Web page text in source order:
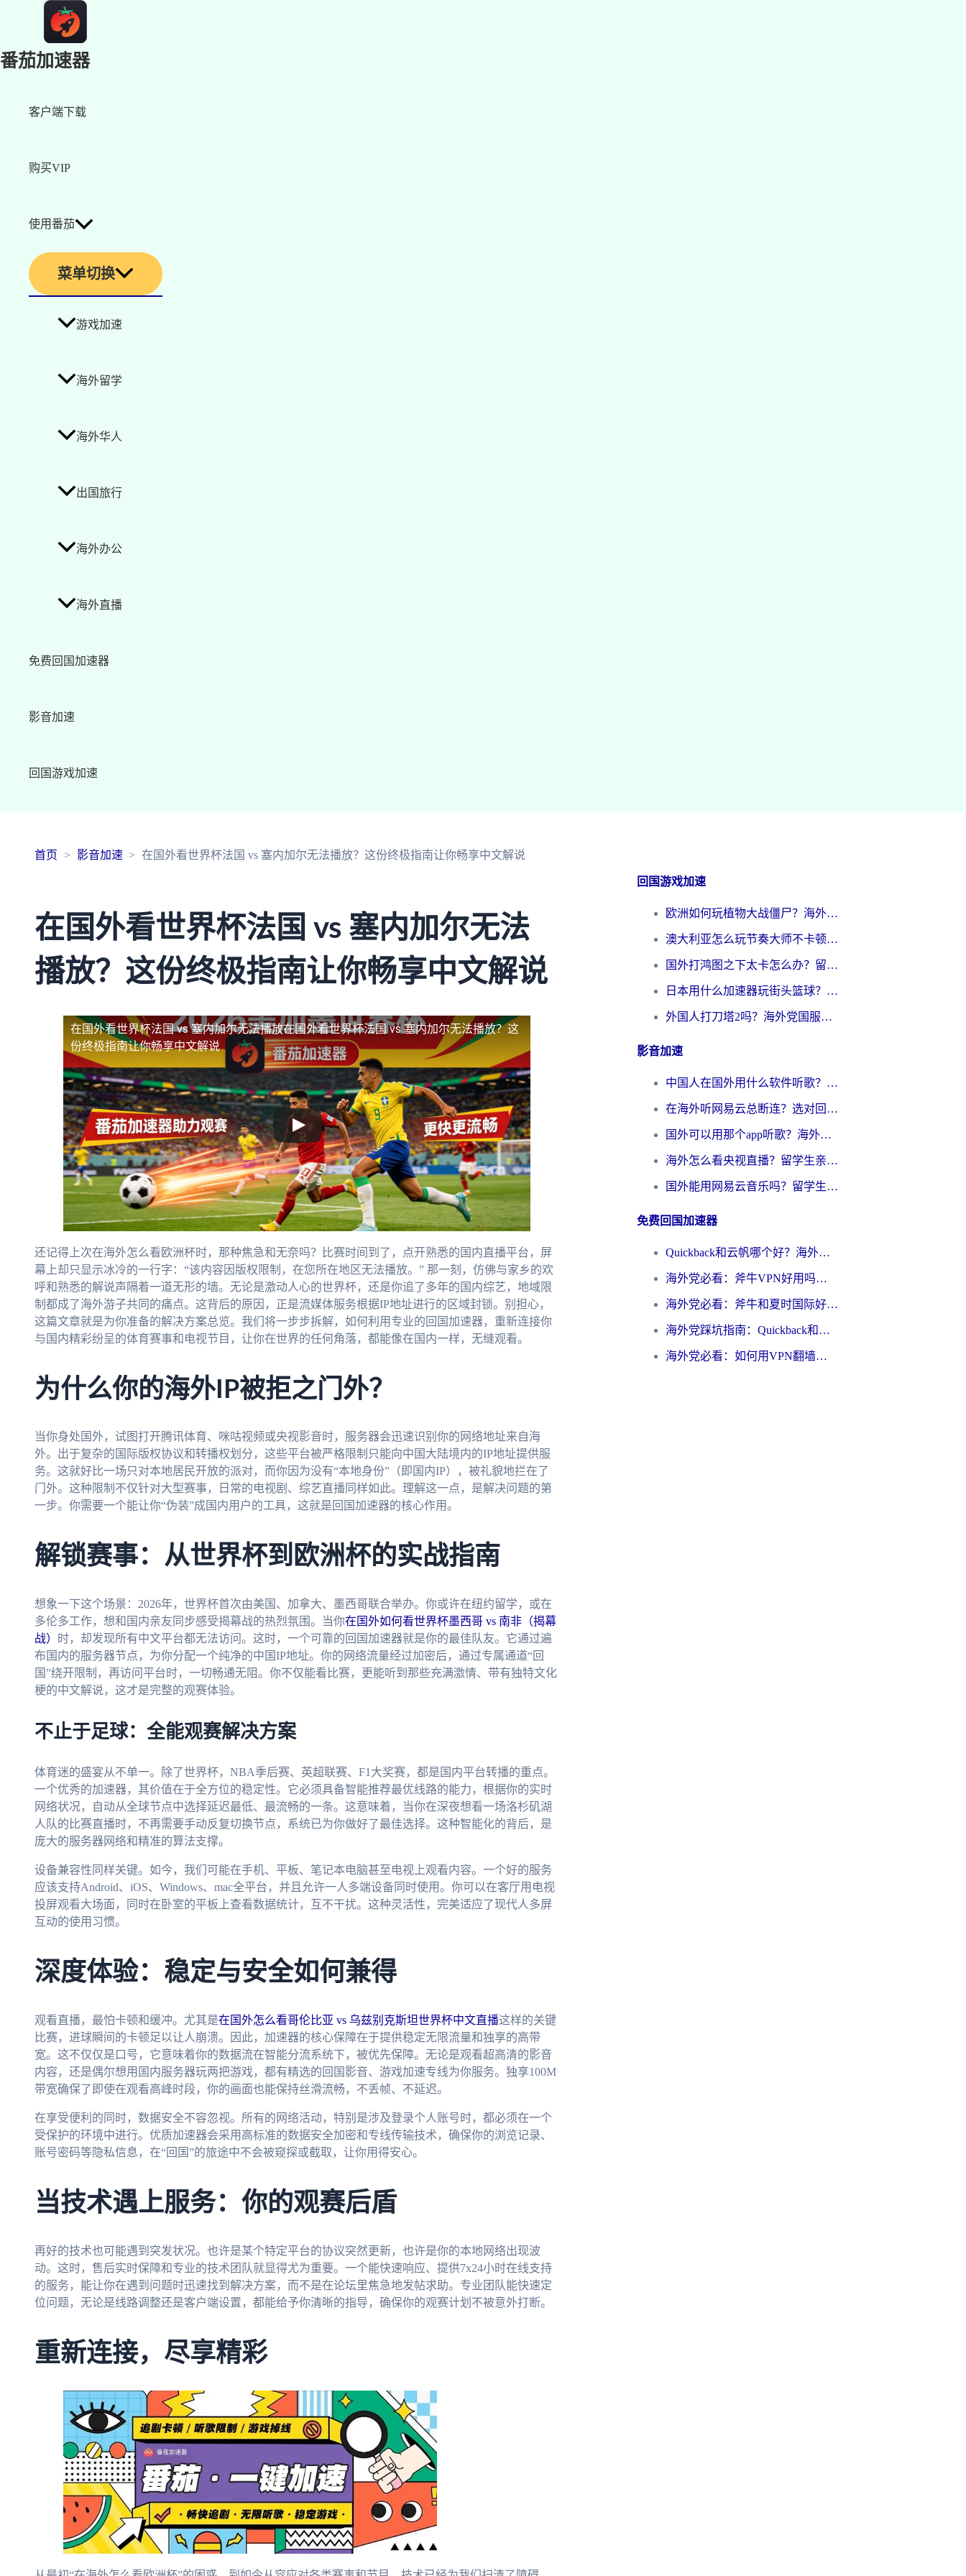
番茄加速器
客户端下载
购买VIP
使用番茄
菜单切换
游戏加速
海外留学
海外华人
出国旅行
海外办公
海外直播
免费回国加速器
影音加速
回国游戏加速
首页 影音加速 在国外看世界杯法国 vs 塞内加尔无法播放？这份终极指南让你畅享中文解说
在国外看世界杯法国 vs 塞内加尔无法
播放？这份终极指南让你畅享中文解说
在国外看世界杯法国 vs 塞内加尔无法播放在国外看世界杯法国 vs 塞内加尔无法播放？这
份终极指南让你畅享中文解说
还记得上次在海外怎么看欧洲杯时，那种焦急和无奈吗？比赛时间到了，点开熟悉的国内直播平台，屏
幕上却只显示冰冷的一行字：“该内容因版权限制，在您所在地区无法播放。” 那一刻，仿佛与家乡的欢
呼和熟悉的解说声隔着一道无形的墙。无论是激动人心的世界杯，还是你追了多年的国内综艺，地域限
制都成了海外游子共同的痛点。这背后的原因，正是流媒体服务根据IP地址进行的区域封锁。别担心，
这篇文章就是为你准备的解决方案总览。我们将一步步拆解，如何利用专业的回国加速器，重新连接你
与国内精彩纷呈的体育赛事和电视节目，让你在世界的任何角落，都能像在国内一样，无缝观看。
为什么你的海外IP被拒之门外？
当你身处国外，试图打开腾讯体育、咪咕视频或央视影音时，服务器会迅速识别你的网络地址来自海
外。出于复杂的国际版权协议和转播权划分，这些平台被严格限制只能向中国大陆境内的IP地址提供服
务。这就好比一场只对本地居民开放的派对，而你因为没有“本地身份”（即国内IP），被礼貌地拦在了
门外。这种限制不仅针对大型赛事，日常的电视剧、综艺直播同样如此。理解这一点，是解决问题的第
一步。你需要一个能让你“伪装”成国内用户的工具，这就是回国加速器的核心作用。
解锁赛事：从世界杯到欧洲杯的实战指南
想象一下这个场景：2026年，世界杯首次由美国、加拿大、墨西哥联合举办。你或许在纽约留学，或在
多伦多工作，想和国内亲友同步感受揭幕战的热烈氛围。当你在国外如何看世界杯墨西哥 vs 南非（揭幕
战）
时，却发现所有中文平台都无法访问。这时，一个可靠的回国加速器就是你的最佳队友。它通过遍
布国内的服务器节点，为你分配一个纯净的中国IP地址。你的网络流量经过加密后，通过专属通道“回
国”绕开限制，再访问平台时，一切畅通无阻。你不仅能看比赛，更能听到那些充满激情、带有独特文化
梗的中文解说，这才是完整的观赛体验。
不止于足球：全能观赛解决方案
体育迷的盛宴从不单一。除了世界杯，NBA季后赛、英超联赛、F1大奖赛，都是国内平台转播的重点。
一个优秀的加速器，其价值在于全方位的稳定性。它必须具备智能推荐最优线路的能力，根据你的实时
网络状况，自动从全球节点中选择延迟最低、最流畅的一条。这意味着，当你在深夜想看一场洛杉矶湖
人队的比赛直播时，不再需要手动反复切换节点，系统已为你做好了最佳选择。这种智能化的背后，是
庞大的服务器网络和精准的算法支撑。
设备兼容性同样关键。如今，我们可能在手机、平板、笔记本电脑甚至电视上观看内容。一个好的服务
应该支持Android、iOS、Windows、mac全平台，并且允许一人多端设备同时使用。你可以在客厅用电视
投屏观看大场面，同时在卧室的平板上查看数据统计，互不干扰。这种灵活性，完美适应了现代人多屏
互动的使用习惯。
深度体验：稳定与安全如何兼得
观看直播，最怕卡顿和缓冲。尤其是在国外怎么看哥伦比亚 vs 乌兹别克斯坦世界杯中文直播这样的关键
比赛，进球瞬间的卡顿足以让人崩溃。因此，加速器的核心保障在于提供稳定无限流量和独享的高带
宽。这不仅仅是口号，它意味着你的数据流在智能分流系统下，被优先保障。无论是观看超高清的影音
内容，还是偶尔想用国内服务器玩两把游戏，都有精选的回国影音、游戏加速专线为你服务。独享100M
带宽确保了即使在观看高峰时段，你的画面也能保持丝滑流畅，不丢帧、不延迟。
在享受便利的同时，数据安全不容忽视。所有的网络活动，特别是涉及登录个人账号时，都必须在一个
受保护的环境中进行。优质加速器会采用高标准的数据安全加密和专线传输技术，确保你的浏览记录、
账号密码等隐私信息，在“回国”的旅途中不会被窥探或截取，让你用得安心。
当技术遇上服务：你的观赛后盾
再好的技术也可能遇到突发状况。也许是某个特定平台的协议突然更新，也许是你的本地网络出现波
动。这时，售后实时保障和专业的技术团队就显得尤为重要。一个能快速响应、提供7x24小时在线支持
的服务，能让你在遇到问题时迅速找到解决方案，而不是在论坛里焦急地发帖求助。专业团队能快速定
位问题，无论是线路调整还是客户端设置，都能给予你清晰的指导，确保你的观赛计划不被意外打断。
重新连接，尽享精彩
回国游戏加速
欧洲如何玩植物大战僵尸？海外党国服游戏加速避坑指南（附实测对比）
澳大利亚怎么玩节奏大师不卡顿？海外党国服游戏加速终极指南
国外打鸿图之下太卡怎么办？留学生亲测有效的国服游戏加速方案
日本用什么加速器玩街头篮球？海外党国服游戏不卡顿的终极攻略
外国人打刀塔2吗？海外党国服游戏加速避坑全攻略
影音加速
中国人在国外用什么软件听歌？别再被地域限制卡脖子，这篇教你轻松解锁国内音乐库
在海外听网易云总断连？选对回国加速器，告别地区限制和卡顿
国外可以用那个app听歌？海外党亲测有效的回国加速方案，轻松听国内音乐听书
海外怎么看央视直播？留学生亲测：3步解决版权限制+追剧自由
国外能用网易云音乐吗？留学生亲测：3步解决海外听歌难题
免费回国加速器
Quickback和云帆哪个好？海外党2026亲测指南：选对加速器大陆工具，无缝刷国内剧玩国服
海外党必看：斧牛VPN好用吗？和GoLinkVPN对比哪个回国效果更好？
海外党必看：斧牛和夏时国际好用吗？3步选对回国加速器，无缝刷国内资源
海外党踩坑指南：Quickback和归雁好用吗？选对加速器才能无缝刷国内资源
海外党必看：如何用VPN翻墙到大陆PTT？一篇解决你所有回国加速痛点